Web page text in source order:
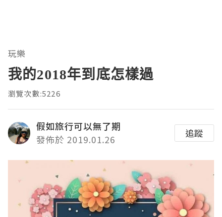
玩樂
我的2018年到底怎樣過
瀏覽次數:5226
假如旅行可以無了期
發佈於 2019.01.26
追蹤